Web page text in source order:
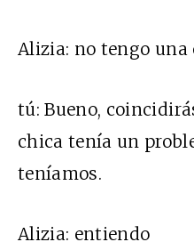
Alizia: no tengo
tú:Bueno,
chica tenía un
teníamos.
Alizia: entiendo